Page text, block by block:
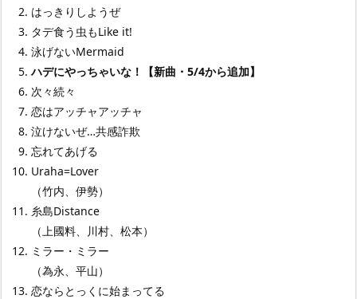
はっきりしようぜ
タデ食う虫もLike it!
泳げないMermaid
ハデにやっちゃいな！【新曲・5/4から追加】
次々続々
恋はアッチャアッチャ
泣けないぜ…共感詐欺
忘れてあげる
Uraha=Lover
（竹内、伊勢）
糸島Distance
（上國料、川村、松本）
ミラー・ミラー
（為永、平山）
恋ならとっくに始まってる